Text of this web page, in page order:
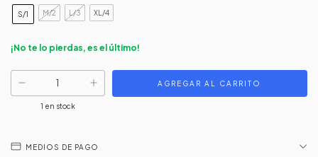
S/1 M/2 L/3 XL/4
¡No te lo pierdas, es el último!
1 en stock
MEDIOS DE PAGO